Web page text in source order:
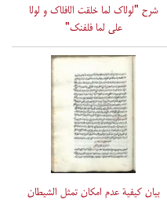
شرح "لولاک لما خلقت الافلاک و لولا
علی لما فلفنک"
بیان کیفیة عدم امکان تمثل الشیطان